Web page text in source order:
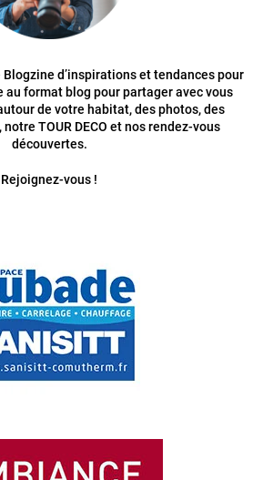
d’inspirations et tendances pour
au format blog pour partager avec vous
de votre habitat, des photos, des
TOUR DECO et nos rendez-vous
découvertes.
Rejoignez-vous !